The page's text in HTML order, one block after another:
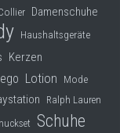
Damenschuhe
Haushaltsgeräte
Kerzen
Lotion Mode
Ralph Lauren
Schuhe